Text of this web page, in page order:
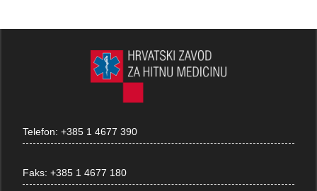
Telefon:+385 1 4677 390
Faks:+385 1 4677 180